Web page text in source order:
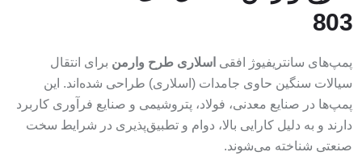
803
پمپ‌های سانتریفیوژ افقی اسلاری طرح وارمن برای انتقال
سیالات سنگین حاوی جامدات (اسلاری) طراحی شده‌اند. این
پمپ‌ها در صنایع معدنی، فولاد، پتروشیمی و صنایع فرآوری کاربرد
دارند و به دلیل کارایی بالا، دوام و تطبیق‌پذیری در شرایط سخت
صنعتی شناخته می‌شوند.